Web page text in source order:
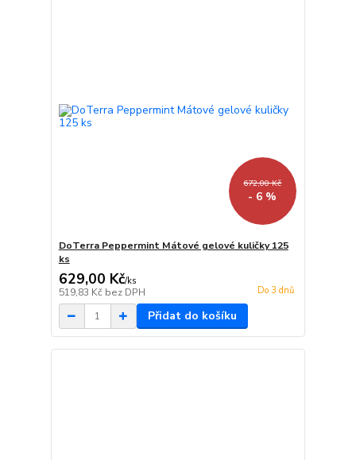
672,00 Kč
- 6 %
DoTerra Peppermint Mátové gelové kuličky 125
ks
629,00 Kč/ks
519,83 Kč bez DPH Do 3 dnů
Přidat do košíku